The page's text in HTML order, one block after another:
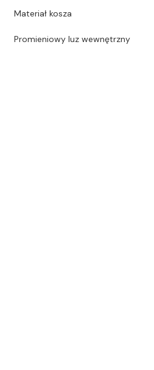
Uszczelnienia (39082)
Mocowania mechaniczne
Materiał kosza
Promieniowy luz wewnętrzny